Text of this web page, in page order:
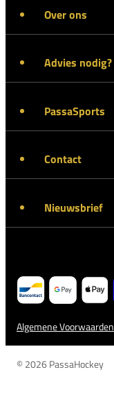
Over ons
Advies nodig?
PassaSports
Contact
Nieuwsbrief
Algemene Voorwaarden
© 2026 PassaHockey